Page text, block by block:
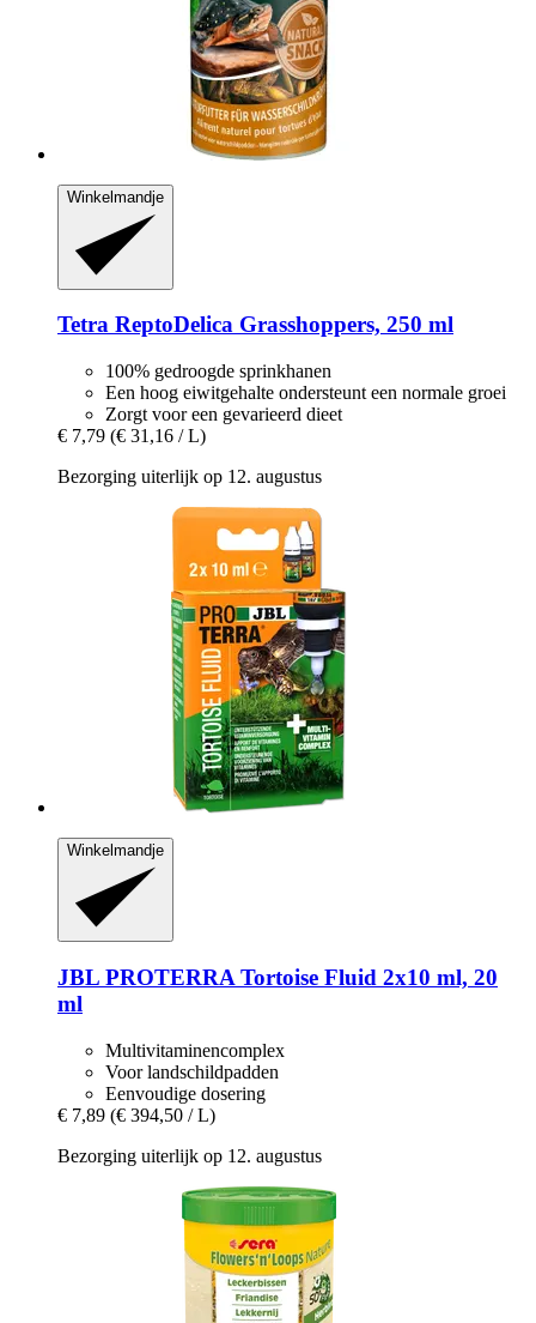
Winkelmandje
Tetra ReptoDelica Grasshoppers, 250 ml
100% gedroogde sprinkhanen
Een hoog eiwitgehalte ondersteunt een normale groei
Zorgt voor een gevarieerd dieet
€ 7,79 (€ 31,16 / L)
Bezorging uiterlijk op 12. augustus
Winkelmandje
JBL PROTERRA Tortoise Fluid 2x10 ml, 20
ml
Multivitaminencomplex
Voor landschildpadden
Eenvoudige dosering
€ 7,89 (€ 394,50 / L)
Bezorging uiterlijk op 12. augustus